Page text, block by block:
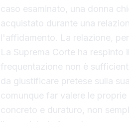
caso esaminato, una donna
acquistato durante una
l'affidamento. La relazione,
La Suprema Corte ha
frequentazione non è
da giustificare pretese sulla
comunque far valere le
concreto e duraturo, non